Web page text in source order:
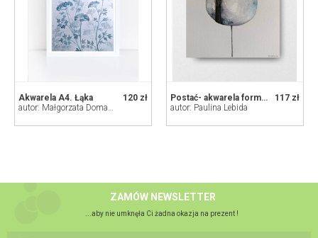
120 zł
Akwarela A4. Łąka
autor: Małgorzata Domańska ART
117 zł
Postać- akwarela formatu 20/20 cm
autor: Paulina Lebida
ZAMÓW NEWSLETTER
...aby nie umknęła Ci żadna okazja na prezent !